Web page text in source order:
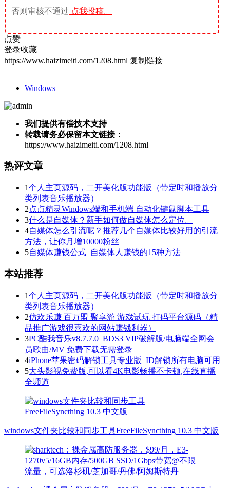
否则审核不通过 点我投稿。
点赞
登录收藏
https://www.haizimeiti.com/1208.html 复制链接
Windows
我们提供有偿技术支持
转载请务必保留本文链接：
https://www.haizimeiti.com/1208.html
热评文章
1个人主页源码，二开美化版功能版（带定时和播放分
类列表音乐播放器）
2点点精灵Windows端和手机端 自动化键鼠脚本工具
3什么是自媒体？新手如何做自媒体怎么定位。
4自媒体怎么引流呢？推荐几个自媒体比较好用的引流
方法，让你月增10000粉丝
5自媒体赚钱公式_自媒体人赚钱的15种方法
本站推荐
1个人主页源码，二开美化版功能版（带定时和播放分
类列表音乐播放器）
2仿欢乐赚 百万盟 聚享游 游戏试玩 打码平台源码（精
品推广游戏很喜欢的网站赚钱利器）
3PC酷我音乐v8.7.7.0_BDS3 VIP破解版/电脑端全网会
员歌曲/MV 免费下载无需登录
4iPhone苹果密码解锁工具专业版_ID解锁所有电脑可用
5大头影视免费版,可以看4K电影畅播不卡顿,在线直播
全频道
windows文件夹比较和同步工具FreeFileSyncthing 10.3 中文版